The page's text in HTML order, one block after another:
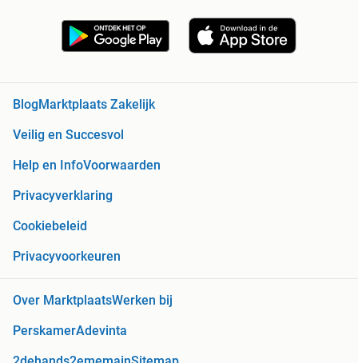
Blog Marktplaats Zakelijk
Veilig en Succesvol
Help en InfoVoorwaarden
Privacyverklaring
Cookiebeleid
Privacyvoorkeuren
Over MarktplaatsWerken bij
PerskamerAdevinta